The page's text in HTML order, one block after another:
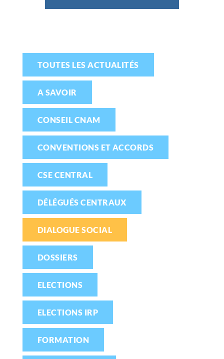
TOUTES LES ACTUALITÉS
A SAVOIR
CONSEIL CNAM
CONVENTIONS ET ACCORDS
CSE CENTRAL
DÉLÉGUÉS CENTRAUX
DIALOGUE SOCIAL
DOSSIERS
ELECTIONS
ELECTIONS IRP
FORMATION